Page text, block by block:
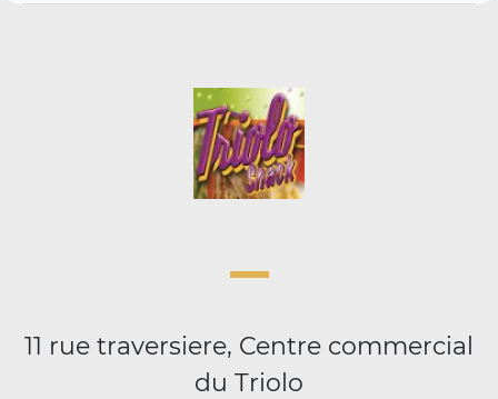
11 rue traversiere, Centre commercial
du Triolo